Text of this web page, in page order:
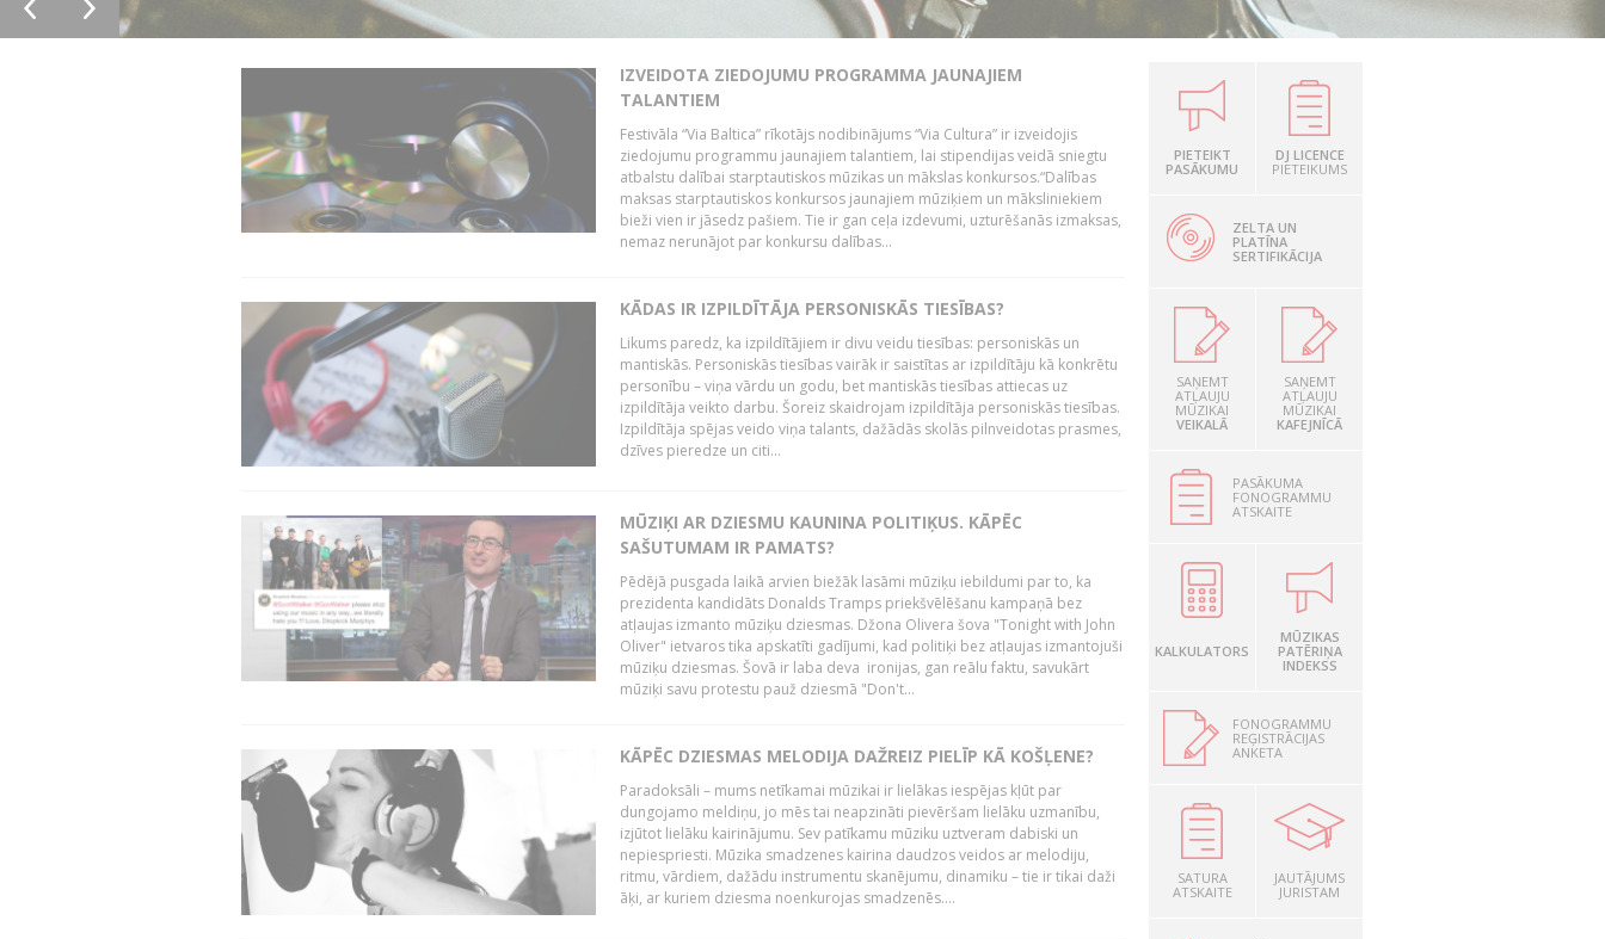
IZVEIDOTA ZIEDOJUMU PROGRAMMA JAUNAJIEM
TALANTIEM
Festivāla “Via Baltica” rīkotājs nodibinājums “Via Cultura” ir izveidojis
ziedojumu programmu jaunajiem talantiem, lai stipendijas veidā sniegtu
atbalstu dalībai starptautiskos mūzikas un mākslas konkursos.“Dalības
maksas starptautiskos konkursos jaunajiem mūziķiem un māksliniekiem
bieži vien ir jāsedz pašiem. Tie ir gan ceļa izdevumi, uzturēšanās izmaksas,
nemaz nerunājot par konkursu dalības...
KĀDAS IR IZPILDĪTĀJA PERSONISKĀS TIESĪBAS?
Likums paredz, ka izpildītājiem ir divu veidu tiesības: personiskās un
mantiskās. Personiskās tiesības vairāk ir saistītas ar izpildītāju kā konkrētu
personību – viņa vārdu un godu, bet mantiskās tiesības attiecas uz
izpildītāja veikto darbu. Šoreiz skaidrojam izpildītāja personiskās tiesības.
Izpildītāja spējas veido viņa talants, dažādās skolās pilnveidotas prasmes,
dzīves pieredze un citi...
MŪZIĶI AR DZIESMU KAUNINA POLITIĶUS. KĀPĒC
SAŠUTUMAM IR PAMATS?
Pēdējā pusgada laikā arvien biežāk lasāmi mūziķu iebildumi par to, ka
prezidenta kandidāts Donalds Tramps priekšvēlēšanu kampaņā bez
atļaujas izmanto mūziķu dziesmas. Džona Olivera šova "Tonight with John
Oliver" ietvaros tika apskatīti gadījumi, kad politiķi bez atļaujas izmantojuši
mūziķu dziesmas. Šovā ir laba deva ironijas, gan reālu faktu, savukārt
mūziķi savu protestu pauž dziesmā "Don't...
KĀPĒC DZIESMAS MELODIJA DAŽREIZ PIELĪP KĀ KOŠĻENE?
Paradoksāli – mums netīkamai mūzikai ir lielākas iespējas kļūt par
dungojamo meldiņu, jo mēs tai neapzināti pievēršam lielāku uzmanību,
izjūtot lielāku kairinājumu. Sev patīkamu mūziku uztveram dabiski un
nepiespriesti. Mūzika smadzenes kairina daudzos veidos ar melodiju,
ritmu, vārdiem, dažādu instrumentu skanējumu, dinamiku – tie ir tikai daži
āķi, ar kuriem dziesma noenkurojas smadzenēs....
PIETEIKT
PASĀKUMU
DJ LICENCE
PIETEIKUMS
ZELTA UN
PLATĪNA
SERTIFIKĀCIJA
SAŅEMT
ATĻAUJU
MŪZIKAI
VEIKALĀ
SAŅEMT
ATĻAUJU
MŪZIKAI
KAFEJNĪCĀ
PASĀKUMA
FONOGRAMMU
ATSKAITE
KALKULATORS
MŪZIKAS
PATĒRIŅA
INDEKSS
FONOGRAMMU
REĢISTRĀCIJAS
ANKETA
SATURA
ATSKAITE
JAUTĀJUMS
JURISTAM